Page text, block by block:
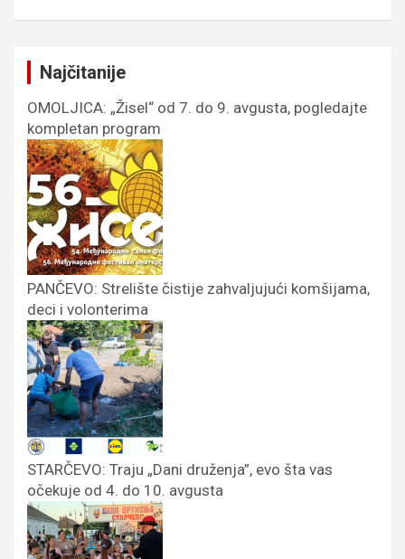
Najčitanije
OMOLJICA: „Žisel“ od 7. do 9. avgusta, pogledajte
kompletan program
PANČEVO: Strelište čistije zahvaljujući komšijama,
deci i volonterima
STARČEVO: Traju „Dani druženja”, evo šta vas
očekuje od 4. do 10. avgusta